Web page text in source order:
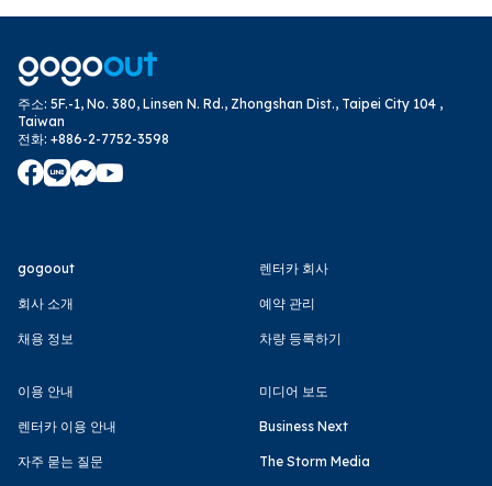
주소: 5F.-1, No. 380, Linsen N. Rd., Zhongshan Dist., Taipei City 104 ,
Taiwan
전화: +886-2-7752-3598
gogoout
회사 소개
채용 정보
렌터카 회사
예약 관리
차량 등록하기
이용 안내
렌터카 이용 안내
자주 묻는 질문
미디어 보도
Business Next
The Storm Media